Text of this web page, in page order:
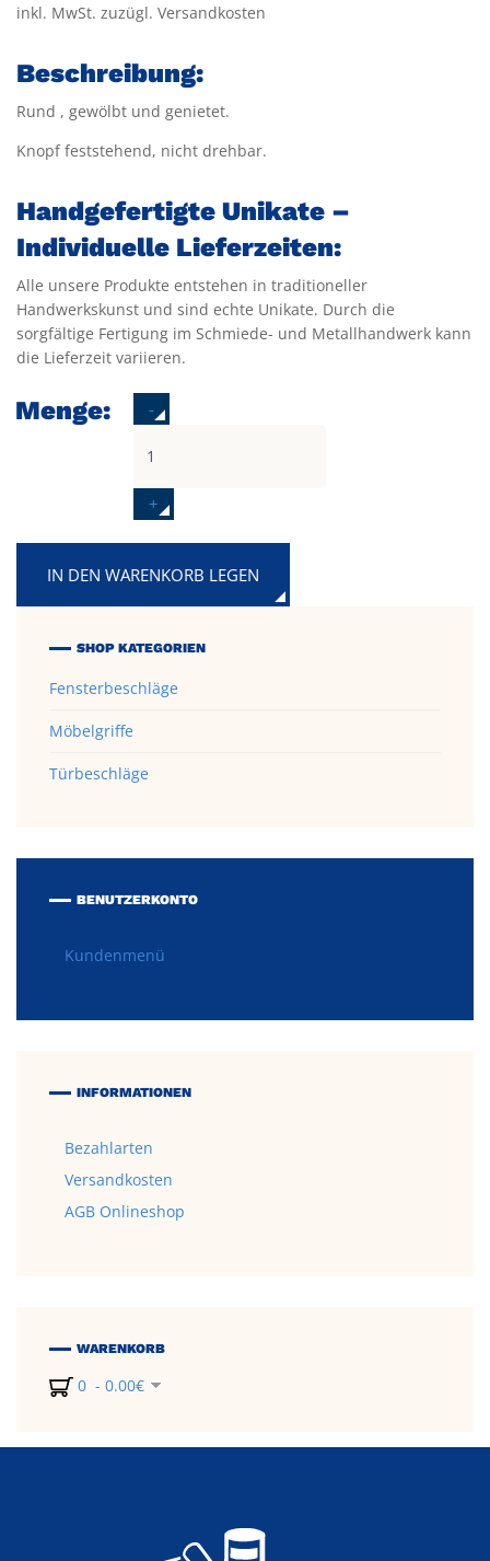
inkl. MwSt. zuzügl. Versandkosten
Beschreibung:
Rund , gewölbt und genietet.
Knopf feststehend, nicht drehbar.
Handgefertigte Unikate –
Individuelle Lieferzeiten:
Alle unsere Produkte entstehen in traditioneller
Handwerkskunst und sind echte Unikate. Durch die
sorgfältige Fertigung im Schmiede- und Metallhandwerk kann
die Lieferzeit variieren.
Menge: -
+
IN DEN WARENKORB LEGEN
SHOP KATEGORIEN
Fensterbeschläge
Möbelgriffe
Türbeschläge
BENUTZERKONTO
Kundenmenü
INFORMATIONEN
Bezahlarten
Versandkosten
AGB Onlineshop
WARENKORB
0 - 0.00€